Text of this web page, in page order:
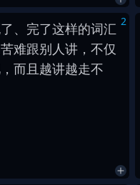
2
了、 完了这样的词汇
苦难跟别人讲 ， 不仅
， 而且 越讲越走不